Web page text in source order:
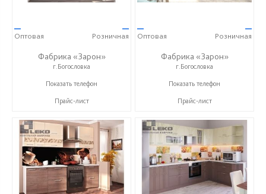
—
Оптовая
—
Розничная
Фабрика «Зарон»
г.Богословка
+7 (8412) 21-50-66
Показать телефон
Прайс-лист
—
Оптовая
—
Розничная
Фабрика «Зарон»
г.Богословка
+7 (8412) 21-50-66
Показать телефон
Прайс-лист